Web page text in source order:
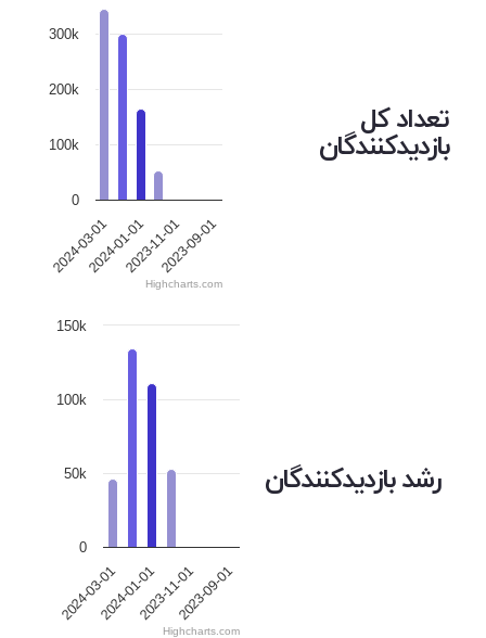
تعداد کل
بازدیدکنندگان
2024-03-012024-01-012023-11-012023-09-01
0
100k
200k
300k
Highcharts.com
رشد بازدیدکنندگان
2024-03-012024-01-012023-11-012023-09-01
0
50k
100k
150k
Highcharts.com